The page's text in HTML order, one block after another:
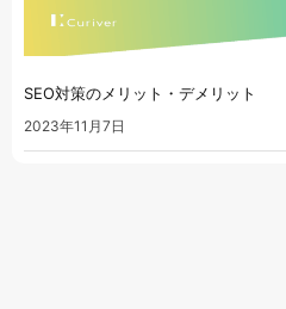
SEO対策のメリット・デメリット
2023年11月7日